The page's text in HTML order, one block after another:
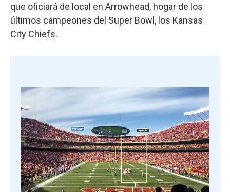
que oficiará de local en Arrowhead, hogar de los
últimos campeones del Super Bowl, los Kansas
City Chiefs.